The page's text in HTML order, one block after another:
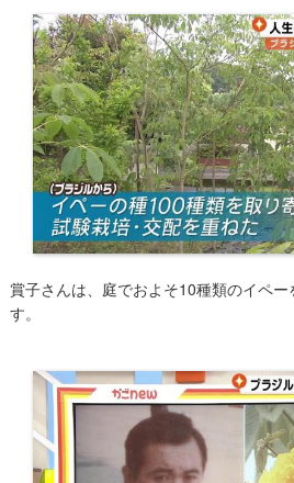
賞子さんは、庭でおよそ10種類のイペ
す。